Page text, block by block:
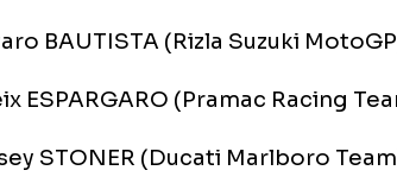
10. Hiroshi AOYAMA
11. Marco SIMONCELLI (San
12. Hector BARBERA (Paginas